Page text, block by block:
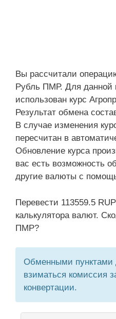
Вы рассчитали
Рубль ПМР. Для данной
использован курс
Результат обмена
В случае изменения
пересчитан в
Обновление курса
вас есть возможность
другие валюты с
Перевести 113559.5
калькулятора валют.
ПМР?
Обменными пунктами
взиматься комиссия
конвертации.